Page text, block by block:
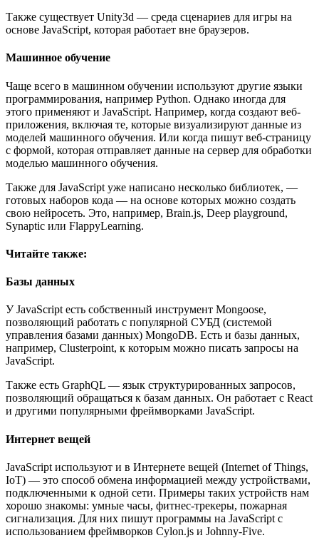
Также существует Unity3d — среда сценариев для игры на
основе JavaScript, которая работает вне браузеров.
Машинное обучение
Чаще всего в машинном обучении используют другие языки
программирования, например Python. Однако иногда для
этого применяют и JavaScript. Например, когда создают веб-
приложения, включая те, которые визуализируют данные из
моделей машинного обучения. Или когда пишут веб-страницу
с формой, которая отправляет данные на сервер для обработки
моделью машинного обучения.
Также для JavaScript уже написано несколько библиотек, —
готовых наборов кода — на основе которых можно создать
свою нейросеть. Это, например, Brain.js, Deep playground,
Synaptic или FlappyLearning.
Читайте также:
Базы данных
У JavaScript есть собственный инструмент Mongoose,
позволяющий работать с популярной СУБД (системой
управления базами данных) MongoDB. Есть и базы данных,
например, Clusterpoint, к которым можно писать запросы на
JavaScript.
Также есть GraphQL — язык структурированных запросов,
позволяющий обращаться к базам данных. Он работает с React
и другими популярными фреймворками JavaScript.
Интернет вещей
JavaScript используют и в Интернете вещей (Internet of Things,
IoT) — это способ обмена информацией между устройствами,
подключенными к одной сети. Примеры таких устройств нам
хорошо знакомы: умные часы, фитнес-трекеры, пожарная
сигнализация. Для них пишут программы на JavaScript с
использованием фреймворков Cylon.js и Johnny-Five.